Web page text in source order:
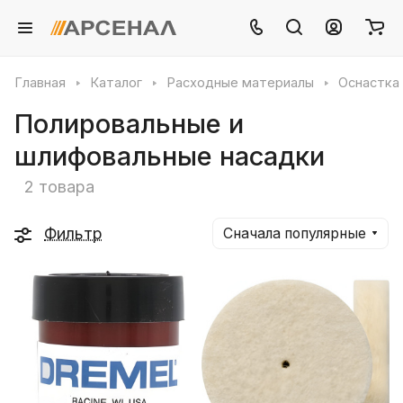
Главная Каталог Расходные материалы
Полировальные и
шлифовальные насадки
2 товара
Фильтр Сначала популярные